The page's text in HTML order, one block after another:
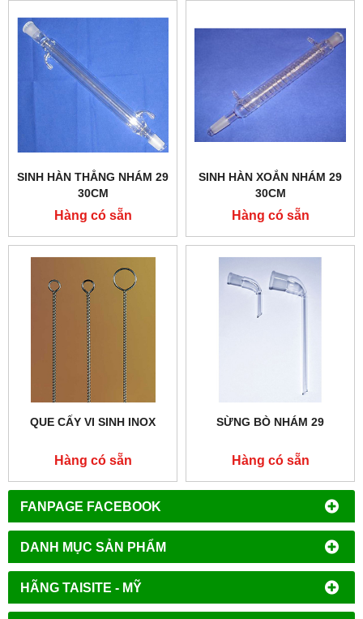
FANPAGE FACEBOOK
DANH MỤC SẢN PHẨM
HÃNG TAISITE - MỸ
SINH HÀN THẲNG NHÁM 29
30CM
Hàng có sẵn
SINH HÀN XOẮN NHÁM 29
30CM
Hàng có sẵn
QUE CẤY VI SINH INOX
Hàng có sẵn
SỪNG BÒ NHÁM 29
Hàng có sẵn